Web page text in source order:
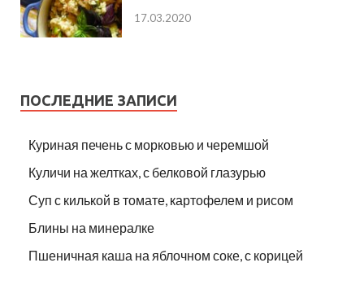
17.03.2020
ПОСЛЕДНИЕ ЗАПИСИ
Куриная печень с морковью и черемшой
Куличи на желтках, с белковой глазурью
Суп с килькой в томате, картофелем и рисом
Блины на минералке
Пшеничная каша на яблочном соке, с корицей